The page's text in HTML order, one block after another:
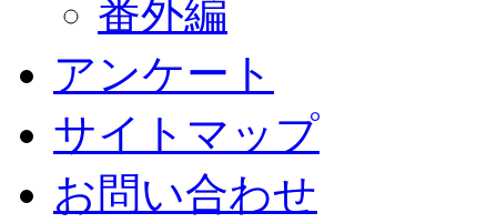
番外編
アンケート
サイトマップ
お問い合わせ